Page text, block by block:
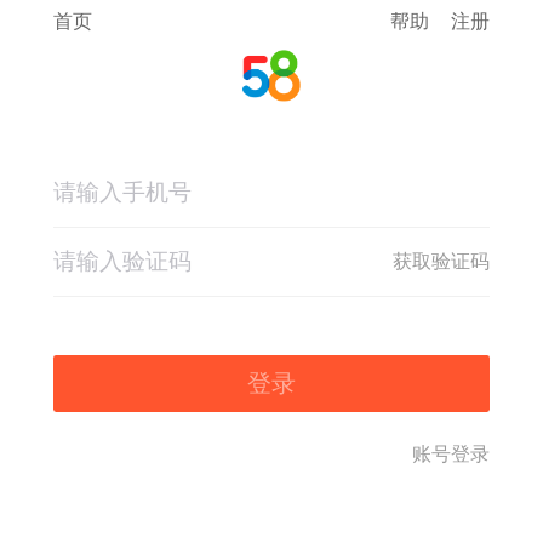
首页 帮助 注册
获取验证码
登录
账号登录